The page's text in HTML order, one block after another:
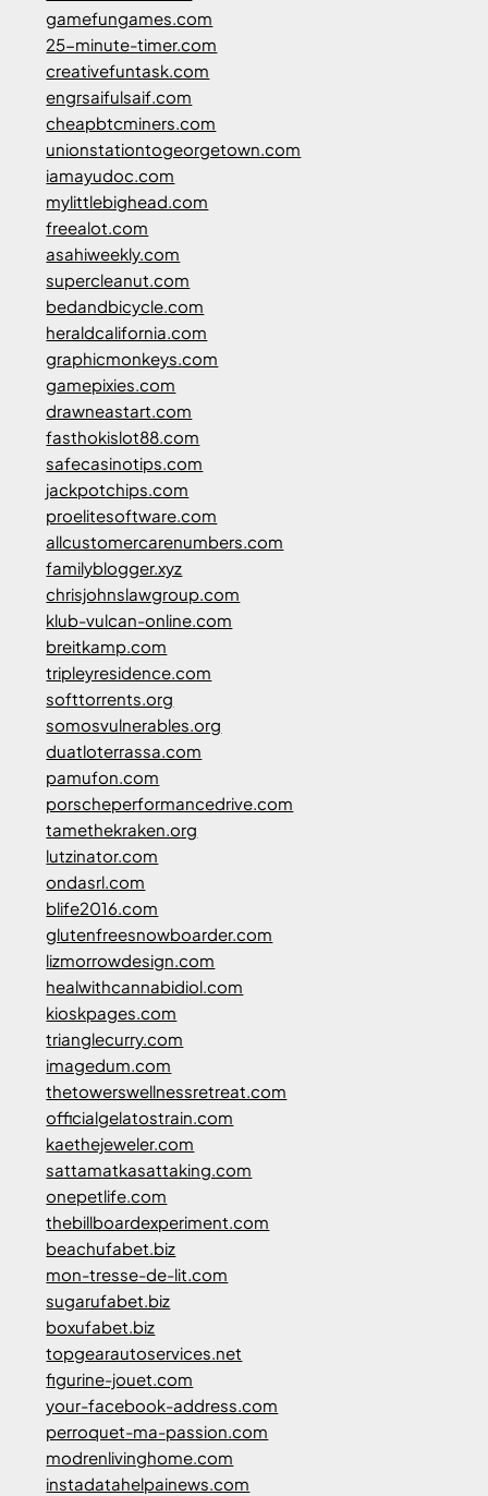
gamefungames.com
25-minute-timer.com
creativefuntask.com
engrsaifulsaif.com
cheapbtcminers.com
unionstationtogeorgetown.com
iamayudoc.com
mylittlebighead.com
freealot.com
asahiweekly.com
supercleanut.com
bedandbicycle.com
heraldcalifornia.com
graphicmonkeys.com
gamepixies.com
drawneastart.com
fasthokislot88.com
safecasinotips.com
jackpotchips.com
proelitesoftware.com
allcustomercarenumbers.com
familyblogger.xyz
chrisjohnslawgroup.com
klub-vulcan-online.com
breitkamp.com
tripleyresidence.com
softtorrents.org
somosvulnerables.org
duatloterrassa.com
pamufon.com
porscheperformancedrive.com
tamethekraken.org
lutzinator.com
ondasrl.com
blife2016.com
glutenfreesnowboarder.com
lizmorrowdesign.com
healwithcannabidiol.com
kioskpages.com
trianglecurry.com
imagedum.com
thetowerswellnessretreat.com
officialgelatostrain.com
kaethejeweler.com
sattamatkasattaking.com
onepetlife.com
thebillboardexperiment.com
beachufabet.biz
mon-tresse-de-lit.com
sugarufabet.biz
boxufabet.biz
topgearautoservices.net
figurine-jouet.com
your-facebook-address.com
perroquet-ma-passion.com
modrenlivinghome.com
instadatahelpainews.com